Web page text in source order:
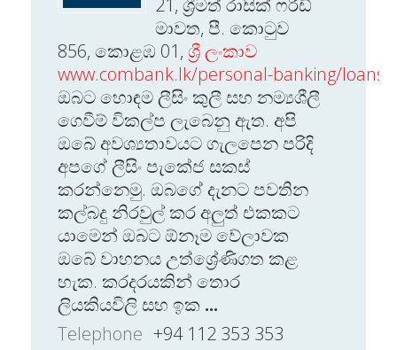
21, ශ්‍රීමත් රාසික් ෆරීඩ්
මාවත, පී. කොටුව
856, කොළඹ 01, ශ්‍රී ලංකාව
www.combank.lk/personal-banking/loans/
ඔබට හොඳම ලීසිං කුලී සහ නම්‍යශීලී
ගෙවීම් විකල්ප ලැබෙනු ඇත. අපි
ඔබේ අවශ්‍යතාවයට ගැලපෙන පරිදි
අපගේ ලීසිං පැකේජ සකස්
කරන්නෙමු. ඔබගේ දැනට පවතින
කල්බදු නිරවුල් කර අලුත් එකකට
යාමෙන් ඔබට ඕනෑම වේලාවක
ඔබේ වාහනය උත්ශ්‍රේණිගත කළ
හැක. කරදරයකින් තොර
ලියකියවිලි සහ ඉක ...
Telephone +94 112 353 353